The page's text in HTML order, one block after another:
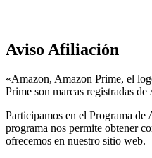
Aviso Afiliación
«Amazon, Amazon Prime, el
Prime son marcas registradas
Participamos en el Programa
programa nos permite obtener
ofrecemos en nuestro sitio web.